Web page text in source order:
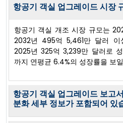
항공기 객실 업그레이드 시장
항공기 객실 개조 시장 규모는
2032년 495억 5,461만 달러 이
2025년 325억 3,239만 달러로
까지 연평균 6.4%의 성장률을 보
항공기 객실 업그레이드 보고
분화 세부 정보가 포함되어 있